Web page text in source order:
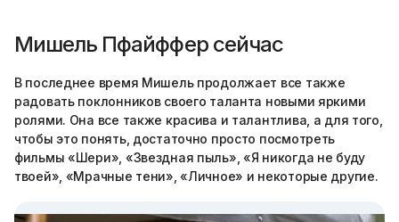
Мишель Пфайффер сейчас
В последнее время Мишель продолжает все также
радовать поклонников своего таланта новыми яркими
ролями. Она все также красива и талантлива, а для того,
чтобы это понять, достаточно просто посмотреть
фильмы «Шери», «Звездная пыль», «Я никогда не буду
твоей», «Мрачные тени», «Личное» и некоторые другие.